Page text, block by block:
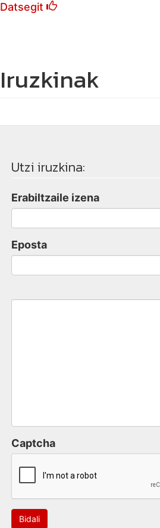
Datsegit
Iruzkinak
Utzi iruzkina:
Erabiltzaile izena
Eposta
Captcha
Bidali